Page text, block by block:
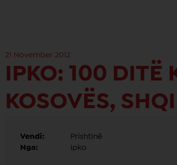
21 November 2012
IPKO: 100 DITË
KOSOVËS,
Vendi:
Prishtinë
Nga:
Ipko